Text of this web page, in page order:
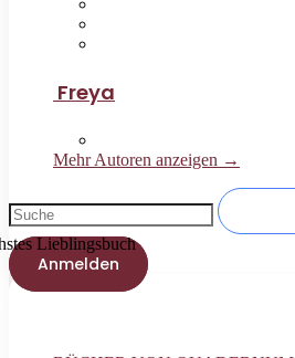
Freya
Mehr Autoren anzeigen →
Lieblingsbuch
Anmelden